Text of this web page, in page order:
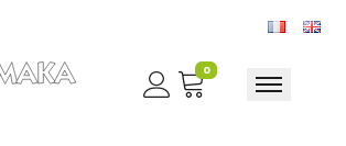
0
Toggle